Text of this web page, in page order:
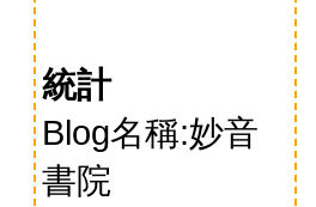
統計
Blog名稱:妙音
書院